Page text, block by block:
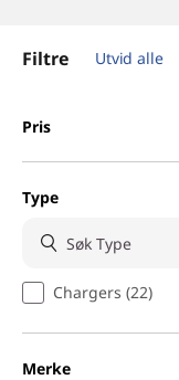
Filtre Utvid alle
Pris
Type
Chargers (22)
Merke